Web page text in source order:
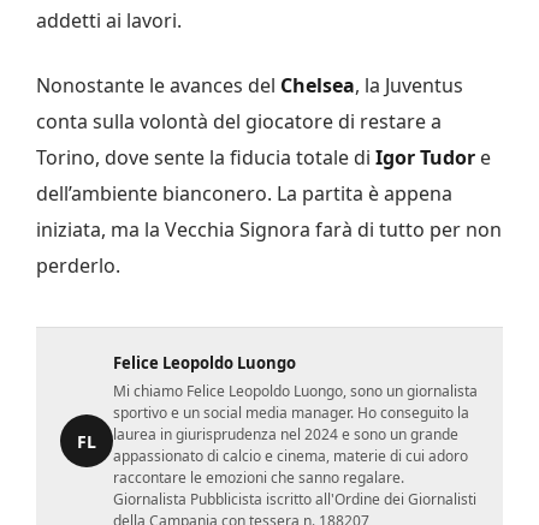
addetti ai lavori.
Nonostante le avances del Chelsea, la Juventus
conta sulla volontà del giocatore di restare a
Torino, dove sente la fiducia totale di Igor Tudor e
dell’ambiente bianconero. La partita è appena
iniziata, ma la Vecchia Signora farà di tutto per non
perderlo.
FL
Felice Leopoldo Luongo
Mi chiamo Felice Leopoldo Luongo, sono un giornalista
sportivo e un social media manager. Ho conseguito la
laurea in giurisprudenza nel 2024 e sono un grande
appassionato di calcio e cinema, materie di cui adoro
raccontare le emozioni che sanno regalare.
Giornalista Pubblicista iscritto all'Ordine dei Giornalisti